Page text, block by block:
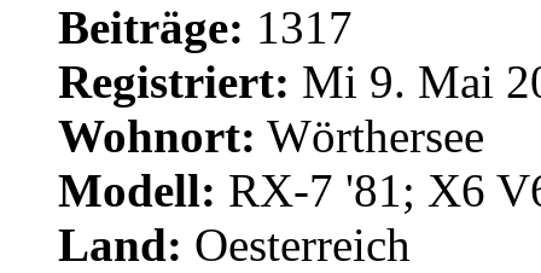
Beiträge: 1317
Registriert: Mi 9. Mai
Wohnort: Wörthersee
Modell: RX-7 '81; X6
Land: Oesterreich